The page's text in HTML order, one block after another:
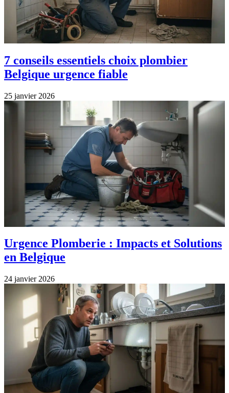
7 conseils essentiels choix plombier
Belgique urgence fiable
25 janvier 2026
Urgence Plomberie : Impacts et Solutions
en Belgique
24 janvier 2026